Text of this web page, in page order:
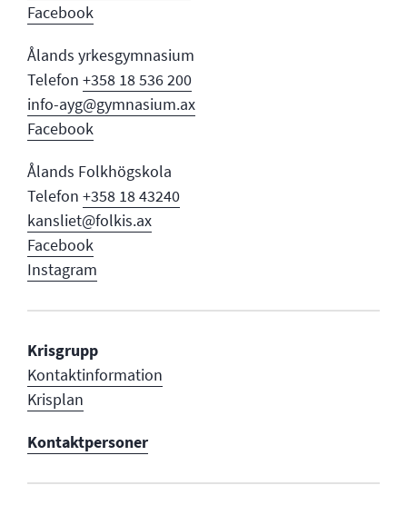
Facebook
Ålands yrkesgymnasium
Telefon +358 18 536 200
info-ayg@gymnasium.ax
Facebook
Ålands Folkhögskola
Telefon +358 18 43240
kansliet@folkis.ax
Facebook
Instagram
Krisgrupp
Kontaktinformation
Krisplan
Kontaktpersoner